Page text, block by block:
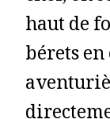
haut de
bérets